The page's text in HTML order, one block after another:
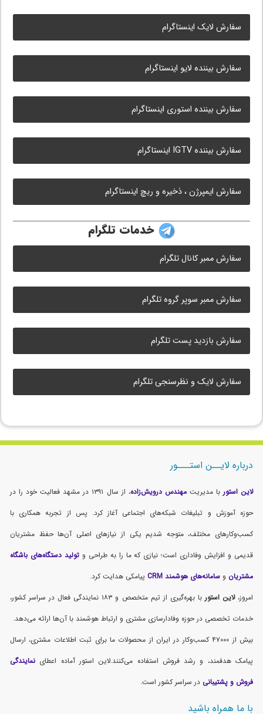
سفارش لایک اینستاگرام
سفارش بیننده لایو اینستاگرام
سفارش بیننده استوری اینستاگرام
سفارش بیننده IGTV اینستاگرام
سفارش ایمپرژن ، ذخیره و ریچ اینستاگرام
خدمات تلگرام
سفارش ممبر کانال تلگرام
سفارش ممبر سوپر گروه تلگرام
سفارش بازدید پست تلگرام
سفارش لایک و نظرسنجی تلگرام